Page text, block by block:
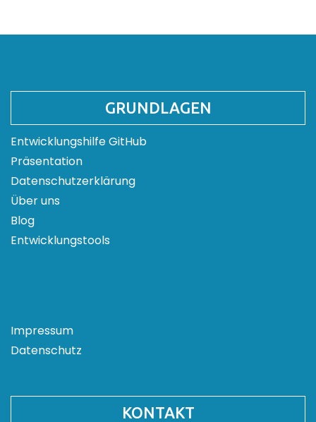
GRUNDLAGEN
Entwicklungshilfe GitHub
Präsentation
Datenschutzerklärung
Über uns
Blog
Entwicklungstools
Impressum
Datenschutz
KONTAKT